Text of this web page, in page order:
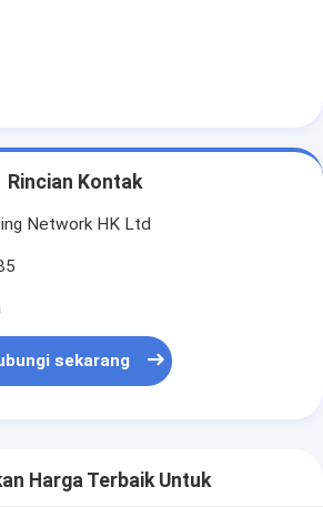
Rincian Kontak
Network HK Ltd
sekarang
Harga Terbaik Untuk